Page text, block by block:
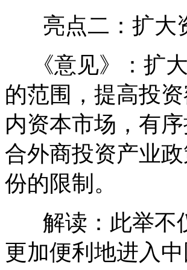
亮点二：扩大
《意见》：扩大
的范围，提高投
内资本市场，有
合外商投资产业
份的限制。
解读：此举不
更加便利地进入